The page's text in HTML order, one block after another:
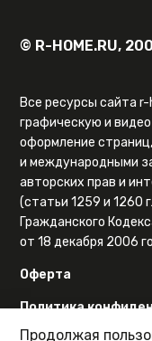
© R-HOME.RU,
Все ресурсы сайта
графическую и
оформление
и международными
авторских прав и
(статьи 1259 и 1260
Гражданского
от 18 декабря 2006
Оферта
Политика
Продолжая